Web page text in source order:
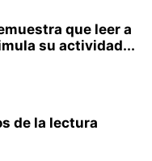
que leer a
su actividad...
de la lectura